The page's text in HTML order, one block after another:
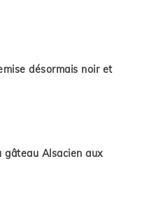
désormais noir et
gâteau Alsacien aux